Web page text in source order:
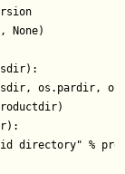
None)
os.pardir,
directory" %